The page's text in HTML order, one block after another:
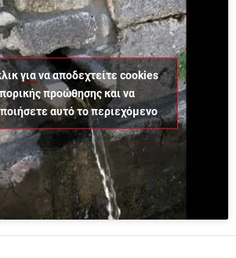
για να αποδεχτείτε cookies
προώθησης και να
αυτό το περιεχόμενο